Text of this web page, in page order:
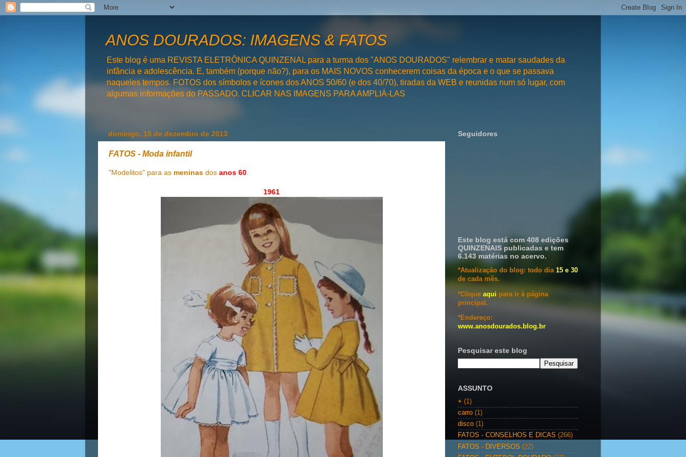
ANOS DOURADOS: IMAGENS & FATOS
Este blog é uma REVISTA ELETRÔNICA QUINZENAL para a turma dos "ANOS DOURADOS" relembrar e matar saudades da
infância e adolescência. E, também (porque não?), para os MAIS NOVOS conhecerem coisas da época e o que se passava
naqueles tempos. FOTOS dos símbolos e ícones dos ANOS 50/60 (e dos 40/70), tiradas da WEB e reunidas num só lugar, com
algumas informações do PASSADO. CLICAR NAS IMAGENS PARA AMPLIÁ-LAS
domingo, 15 de dezembro de 2013
FATOS - Moda infantil
"Modelitos" para as meninas dos anos 60.
1961
Seguidores
Este blog está com 408 edições
QUINZENAIS publicadas e tem
6.143 matérias no acervo.
*Atualização do blog: todo dia 15 e 30
de cada mês.
*Clique aqui para ir à página
principal.
*Endereço:
www.anosdourados.blog.br
Pesquisar este blog
ASSUNTO
+ (1)
carro (1)
disco (1)
FATOS - CONSELHOS E DICAS (266)
FATOS - DIVERSOS (22)